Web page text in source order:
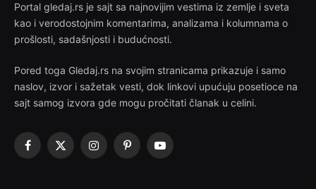
Portal gledaj.rs je sajt sa najnovijim vestima iz zemlje i sveta
kao i verodostojnim komentarima, analizama i kolumnama o
prošlosti, sadašnjosti i budućnosti.
Pored toga Gledaj.rs na svojim stranicama prikazuje i samo
naslov, izvor i sažetak vesti, dok linkovi upućuju posetioce na
sajt samog izvora gde mogu pročitati članak u celini.
Facebook
X
InstagramPinterestYouTube